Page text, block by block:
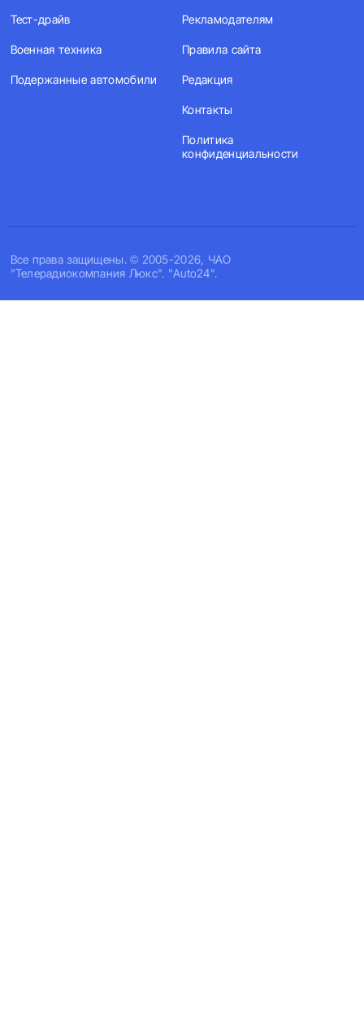
Все права защищены. © 2005-2026, ЧАО
"Телерадиокомпания Люкс". "Auto24".
Тест-драйв
Военная техника
Подержанные автомобили
Рекламодателям
Правила сайта
Редакция
Контакты
Политика
конфиденциальности